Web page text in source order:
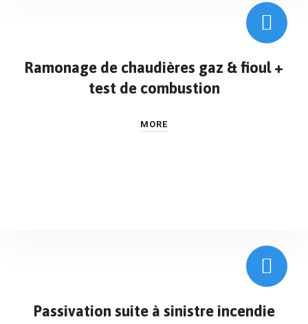
Ramonage de chaudières gaz & fioul +
test de combustion
MORE
Passivation suite à sinistre incendie